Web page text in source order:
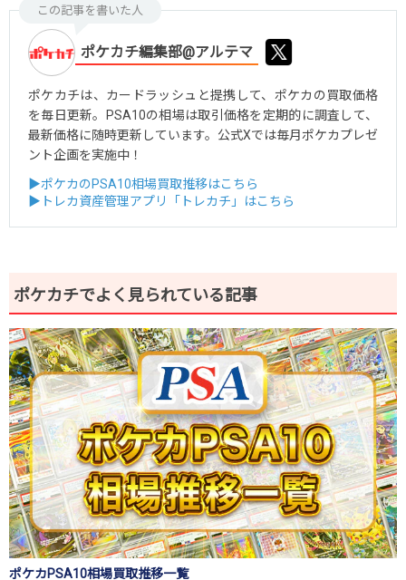
この記事を書いた人
ポケカチ編集部@アルテマ
ポケカチは、カードラッシュと提携して、ポケカの買取価格
を毎日更新。PSA10の相場は取引価格を定期的に調査して、
最新価格に随時更新しています。公式Xでは毎月ポケカプレゼ
ント企画を実施中！
▶ポケカのPSA10相場買取推移はこちら
▶トレカ資産管理アプリ「トレカチ」はこちら
ポケカチでよく見られている記事
ポケカPSA10相場買取推移一覧